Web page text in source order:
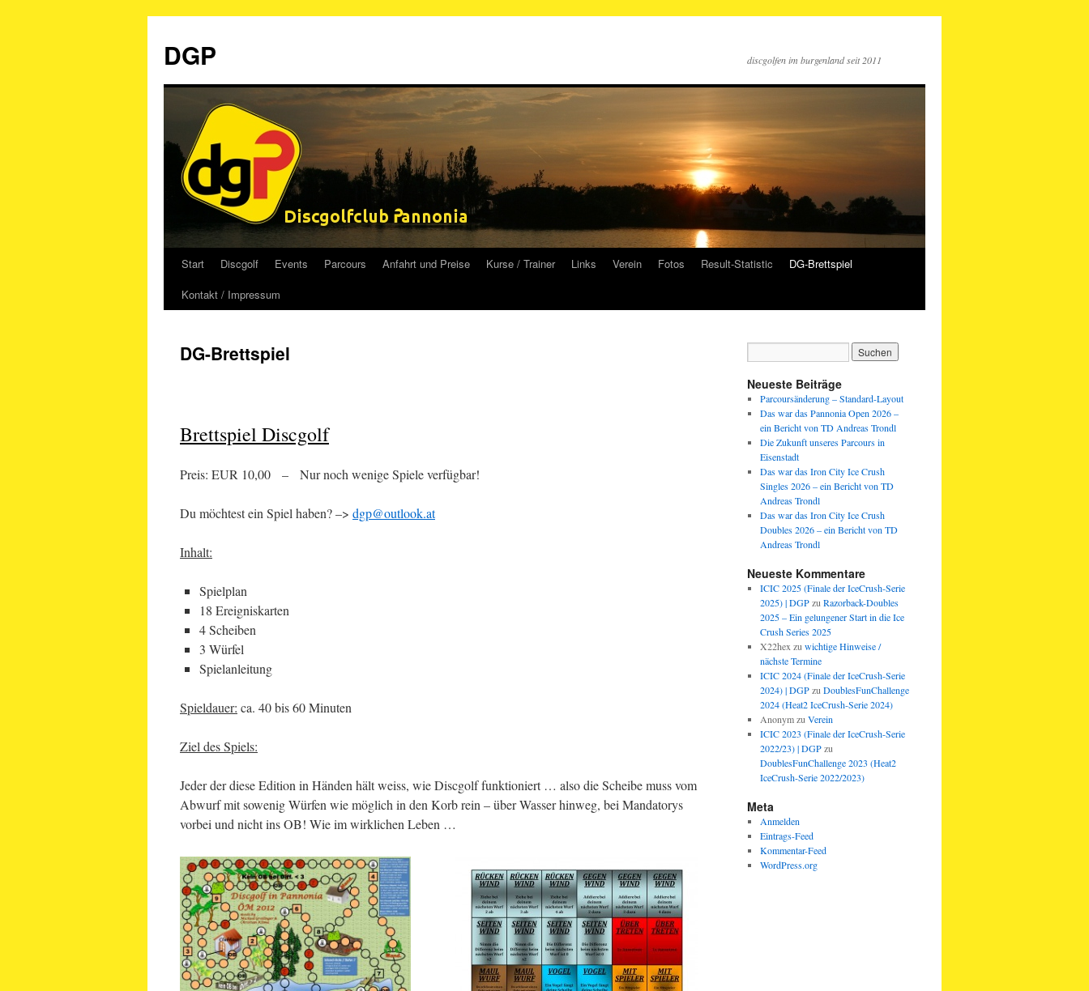
springen
DGP discgolfen im burgenland seit 2011
Start Discgolf Events Parcours Anfahrt und Preise Kurse / Trainer Links Verein Fotos Result-Statistic
DG-Brettspiel
Kontakt / Impressum
DG-Brettspiel
Brettspiel Discgolf
Preis: EUR 10,00 – Nur noch wenige Spiele verfügbar!
Du möchtest ein Spiel haben? –> dgp@outlook.at
Inhalt:
Spielplan
18 Ereigniskarten
4 Scheiben
3 Würfel
Spielanleitung
Spieldauer: ca. 40 bis 60 Minuten
Ziel des Spiels:
Jeder der diese Edition in Händen hält weiss, wie Discgolf funktioniert … also die Scheibe muss vom
Abwurf mit sowenig Würfen wie möglich in den Korb rein – über Wasser hinweg, bei Mandatorys
vorbei und nicht ins OB! Wie im wirklichen Leben …
Neueste Beiträge
Parcoursänderung – Standard-Layout
Das war das Pannonia Open 2026 –
ein Bericht von TD Andreas Trondl
Die Zukunft unseres Parcours in
Eisenstadt
Das war das Iron City Ice Crush
Singles 2026 – ein Bericht von TD
Andreas Trondl
Das war das Iron City Ice Crush
Doubles 2026 – ein Bericht von TD
Andreas Trondl
Neueste Kommentare
ICIC 2025 (Finale der IceCrush-Serie
2025) | DGPzu Razorback-Doubles
2025 – Ein gelungener Start in die Ice
Crush Series 2025
X22hex zu wichtige Hinweise /
nächste Termine
ICIC 2024 (Finale der IceCrush-Serie
2024) | DGPzu DoublesFunChallenge
2024 (Heat2 IceCrush-Serie 2024)
Anonymzu Verein
ICIC 2023 (Finale der IceCrush-Serie
2022/23) | DGPzu
DoublesFunChallenge 2023 (Heat2
IceCrush-Serie 2022/2023)
Meta
Anmelden
Eintrags-Feed
Kommentar-Feed
WordPress.org